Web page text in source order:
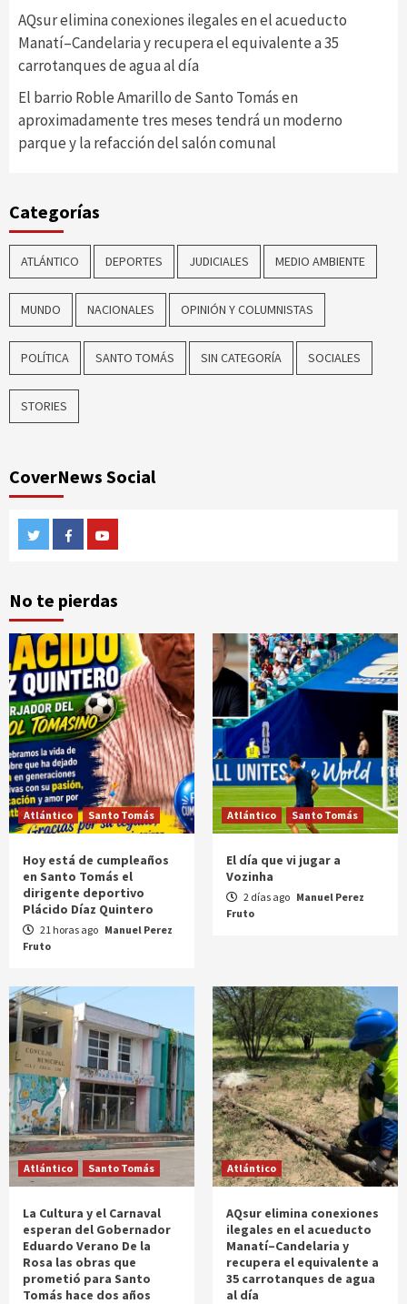
AQsur elimina conexiones ilegales en el acueducto
Manatí–Candelaria y recupera el equivalente a 35
carrotanques de agua al día
El barrio Roble Amarillo de Santo Tomás en
aproximadamente tres meses tendrá un moderno
parque y la refacción del salón comunal
Categorías
ATLÁNTICO DEPORTES JUDICIALES MEDIO AMBIENTE
MUNDO NACIONALES OPINIÓN Y COLUMNISTAS
POLÍTICA SANTO TOMÁS SIN CATEGORÍA SOCIALES
STORIES
CoverNews Social
TwitterFacebook
No te pierdas
Atlántico Santo Tomás
Hoy está de cumpleaños
en Santo Tomás el
dirigente deportivo
Plácido Díaz Quintero
21 horas ago Manuel Perez
Fruto
Atlántico Santo Tomás
El día que vi jugar a
Vozinha
2 días ago Manuel Perez
Fruto
Atlántico Santo Tomás
La Cultura y el Carnaval
esperan del Gobernador
Eduardo Verano De la
Rosa las obras que
prometió para Santo
Tomás hace dos años
Atlántico
AQsur elimina conexiones
ilegales en el acueducto
Manatí–Candelaria y
recupera el equivalente a
35 carrotanques de agua
al día